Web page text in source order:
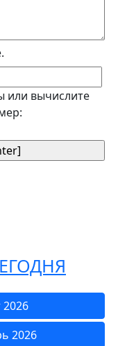
или вычислите
2026
2026